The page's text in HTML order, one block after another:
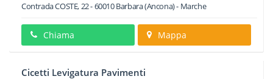
Contrada COSTE, 22-60010Barbara(Ancona) - Marche
Chiama Mappa
Cicetti Levigatura Pavimenti